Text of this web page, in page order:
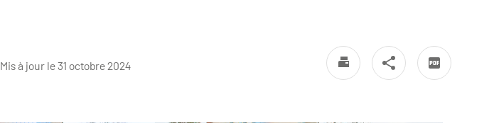
Mis à jour le 31 octobre 2024